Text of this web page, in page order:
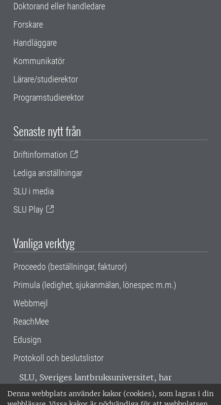
Denna webbplats använder kakor (cookies), som lagras i din
Doktorand eller handledare
Forskare
Handläggare
Kommunikatör
Lärare/studierektor
Programstudierektor
Senaste nytt från
Driftinformation
Lediga anställningar
SLU i media
SLU Play
Vanliga verktyg
Proceedo (beställningar, fakturor)
Primula (ledighet, sjukanmälan, lönespec m.m.)
Webbmejl
ReachMee
Edusign
Protokoll och beslutslistor
SLU, Sveriges lantbruksuniversitet, har
verksamhet över hela Sverige. Huvudorter är
Alnarp, Uppsala och Umeå.SLU är